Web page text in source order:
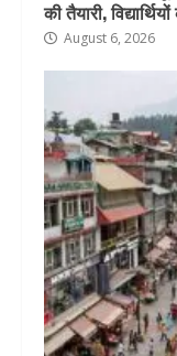
की तैयारी,
August 6, 2026